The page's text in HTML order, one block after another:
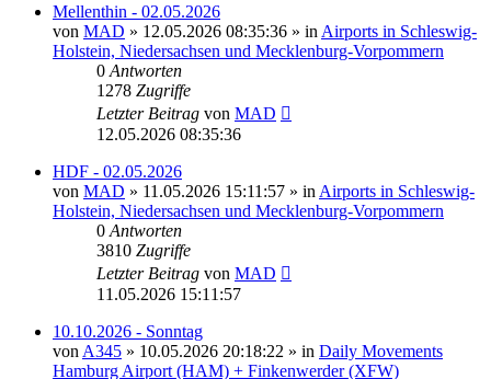
Mellenthin - 02.05.2026
von MAD » 12.05.2026 08:35:36 » in Airports in Schleswig-
Holstein, Niedersachsen und Mecklenburg-Vorpommern
0 Antworten
1278 Zugriffe
Letzter Beitrag von MAD
12.05.2026 08:35:36
HDF - 02.05.2026
von MAD » 11.05.2026 15:11:57 » in Airports in Schleswig-
Holstein, Niedersachsen und Mecklenburg-Vorpommern
0 Antworten
3810 Zugriffe
Letzter Beitrag von MAD
11.05.2026 15:11:57
10.10.2026 - Sonntag
von A345 » 10.05.2026 20:18:22 » in Daily Movements
Hamburg Airport (HAM) + Finkenwerder (XFW)